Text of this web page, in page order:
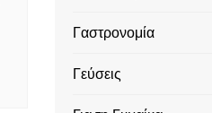
Γαστρονομία
Γεύσεις